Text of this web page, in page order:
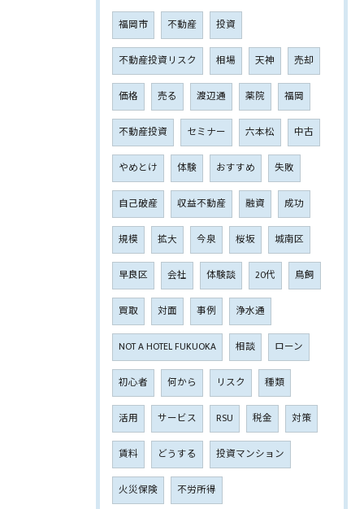
福岡市 不動産 投資
不動産投資リスク 相場 天神 売却
価格 売る 渡辺通 薬院 福岡
不動産投資 セミナー 六本松 中古
やめとけ 体験 おすすめ 失敗
自己破産 収益不動産 融資 成功
規模 拡大 今泉 桜坂 城南区
早良区 会社 体験談 20代 鳥飼
買取 対面 事例 浄水通
NOT A HOTEL FUKUOKA 相談 ローン
初心者 何から リスク 種類
活用 サービス RSU 税金 対策
賃料 どうする 投資マンション
火災保険 不労所得